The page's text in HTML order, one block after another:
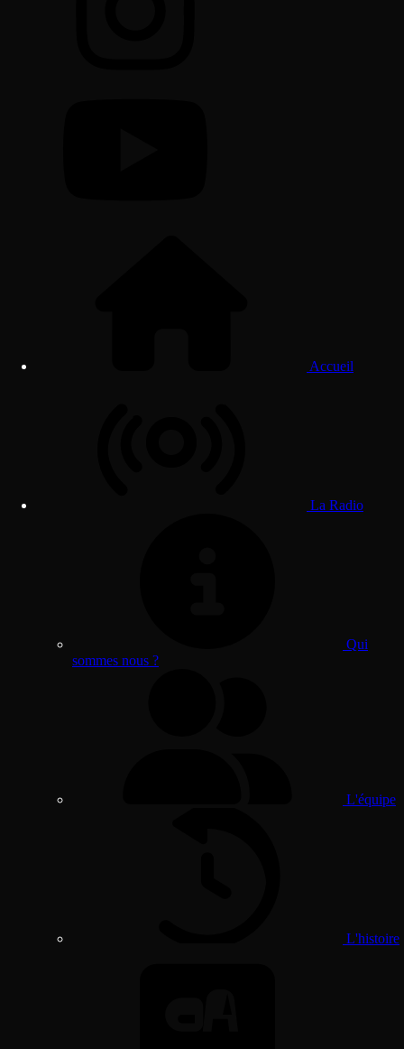
Accueil
La Radio
Qui
sommes nous ?
L'équipe
L'histoire